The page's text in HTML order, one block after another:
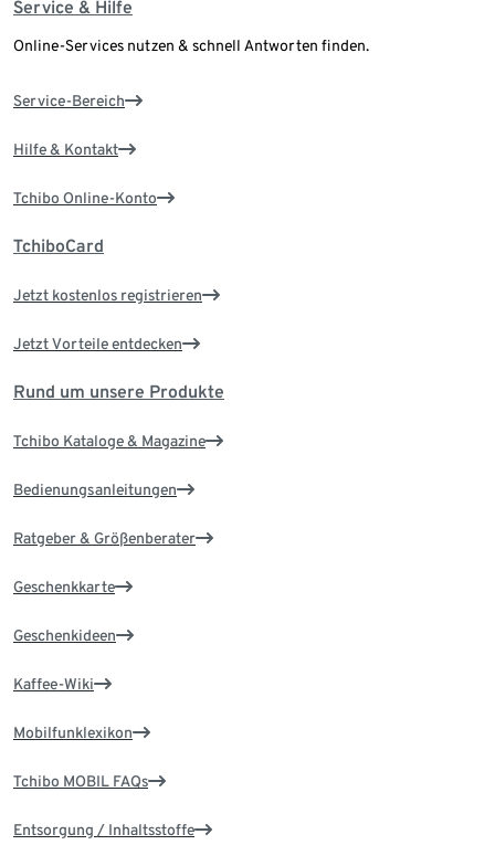
Service & Hilfe
Online-Services nutzen & schnell Antworten finden.
Service-Bereich
Hilfe & Kontakt
Tchibo Online-Konto
TchiboCard
Jetzt kostenlos registrieren
Jetzt Vorteile entdecken
Rund um unsere Produkte
Tchibo Kataloge & Magazine
Bedienungsanleitungen
Ratgeber & Größenberater
Geschenkkarte
Geschenkideen
Kaffee-Wiki
Mobilfunklexikon
Tchibo MOBIL FAQs
Entsorgung / Inhaltsstoffe